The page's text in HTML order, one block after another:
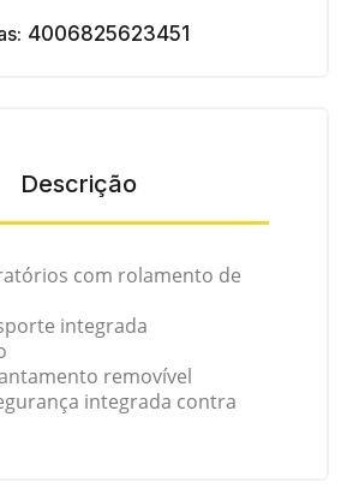
4006825623451
Descrição
com rolamento de
integrada
removível
integrada contra